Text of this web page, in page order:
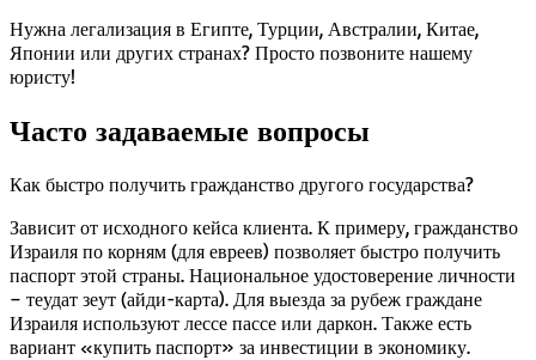
Нужна легализация в Египте, Турции, Австралии, Китае,
Японии или других странах? Просто позвоните нашему
юристу!
Часто задаваемые вопросы
Как быстро получить гражданство другого государства?
Зависит от исходного кейса клиента. К примеру, гражданство
Израиля по корням (для евреев) позволяет быстро получить
паспорт этой страны. Национальное удостоверение личности
– теудат зеут (айди-карта). Для выезда за рубеж граждане
Израиля используют лессе пассе или даркон. Также есть
вариант «купить паспорт» за инвестиции в экономику.